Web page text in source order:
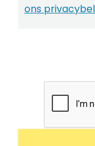
ons